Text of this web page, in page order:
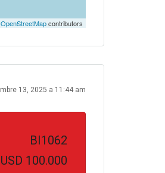
OpenStreetMapcontributors
13, 2025 a 11:44 am
BI1062
USD 100.000